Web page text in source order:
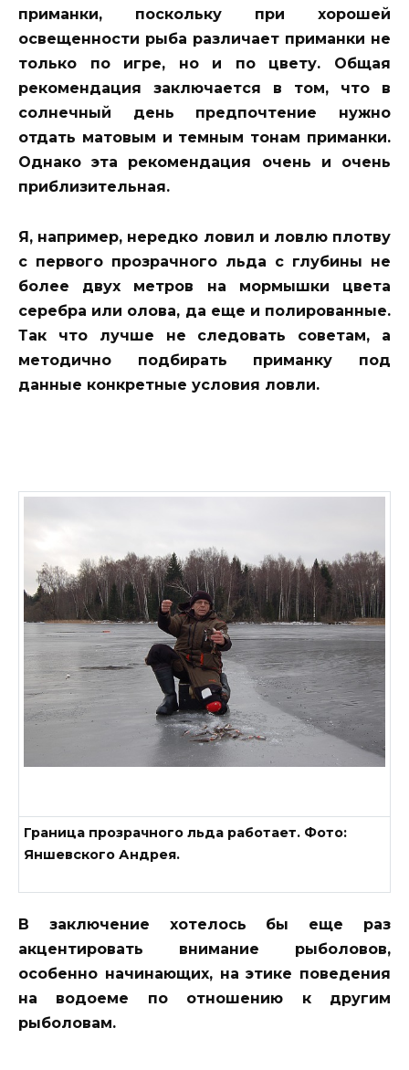
приманки, поскольку при хорошей
освещенности рыба различает приманки не
только по игре, но и по цвету. Общая
рекомендация заключается в том, что в
солнечный день предпочтение нужно
отдать матовым и темным тонам приманки.
Однако эта рекомендация очень и очень
приблизительная.
Я, например, нередко ловил и ловлю плотву
с первого прозрачного льда с глубины не
более двух метров на мормышки цвета
серебра или олова, да еще и полированные.
Так что лучше не следовать советам, а
методично подбирать приманку под
данные конкретные условия ловли.
Граница прозрачного льда работает. Фото:
Яншевского Андрея.
В заключение хотелось бы еще раз
акцентировать внимание рыболовов,
особенно начинающих, на этике поведения
на водоеме по отношению к другим
рыболовам.